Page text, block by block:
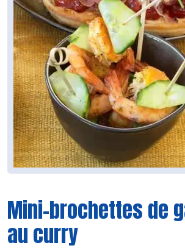
Mini-brochettes de
au curry